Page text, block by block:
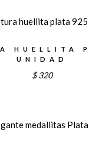
desde
hasta
HUELLITA
UNIDAD
$ 320